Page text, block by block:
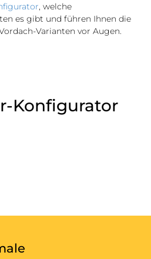
, welche
es gibt und führen Ihnen die
Varianten vor Augen.
Konfigurator